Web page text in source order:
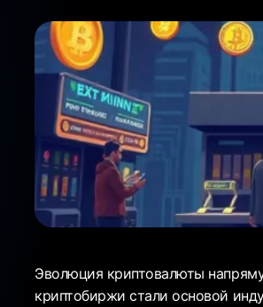
Эволюция криптовалюты
криптобиржи стали основой